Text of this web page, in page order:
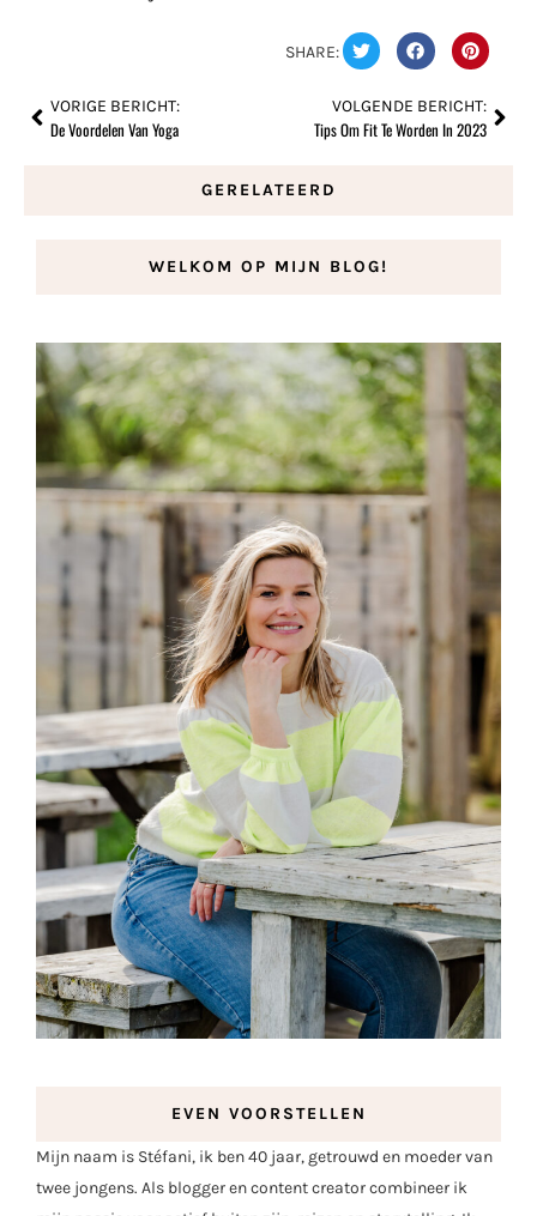
SHARE:
VORIGE BERICHT:
De Voordelen Van Yoga
VOLGENDE BERICHT:
Tips Om Fit Te Worden In 2023
GERELATEERD
WELKOM OP MIJN BLOG!
EVEN VOORSTELLEN
Mijn naam is Stéfani, ik ben 40 jaar, getrouwd en moeder van
twee jongens. Als blogger en content creator combineer ik